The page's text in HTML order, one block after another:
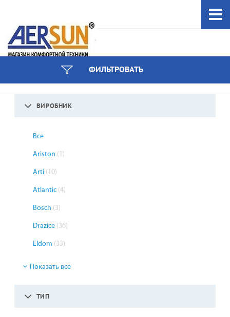
044 333-97-59
інші номери ФИЛЬТРОВАТЬ
ВИРОБНИК
Все
Ariston (1)
Arti (10)
Atlantic (4)
Bosch (3)
Drazice (36)
Eldom (33)
Показать все
ТИП